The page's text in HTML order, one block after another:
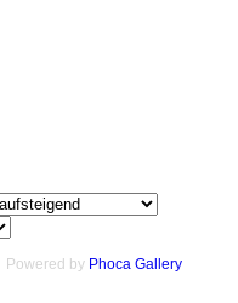
Powered by Phoca Gallery